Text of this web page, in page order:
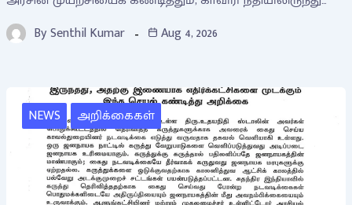
BySenthil Kumar Aug 4, 2026
NEWS அறிக்கைகள்